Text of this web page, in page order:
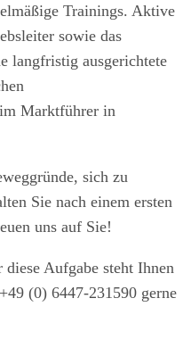
Trainings. Aktive
sowie das
langfristig ausgerichtete
Marktführer in
sich zu
Sie nach einem ersten
uns auf Sie!
Aufgabe steht Ihnen
(0) 6447-231590 gerne